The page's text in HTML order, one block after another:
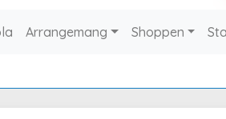
Arrangemang Shoppen